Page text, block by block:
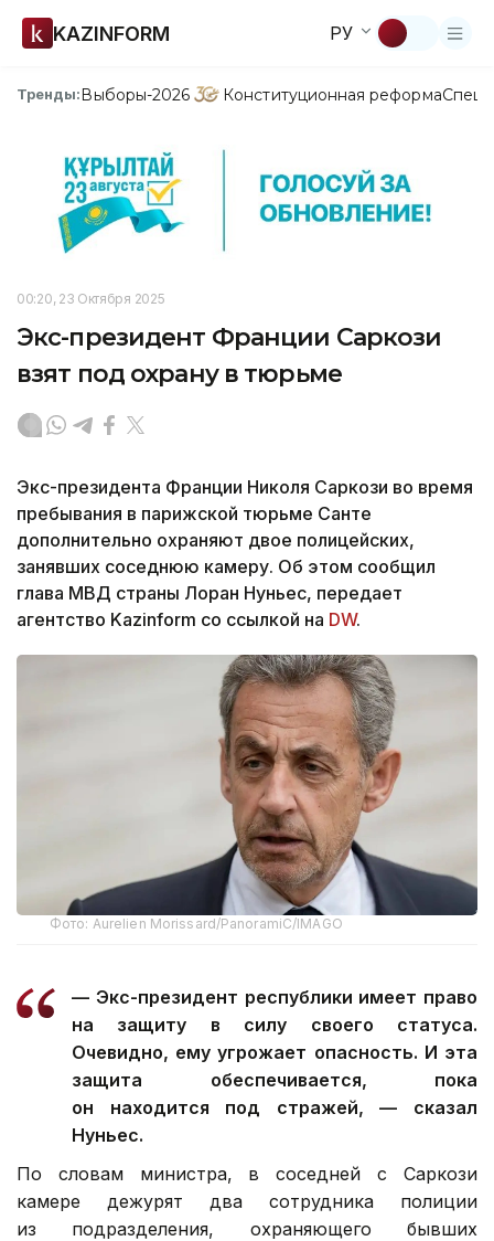
KAZINFORM РУ
Тренды:Выборы-2026 Конституционная реформа
00:20, 23 Октября 2025
Экс-президент Франции Саркози
взят под охрану в тюрьме
Экс-президента Франции Николя Саркози во время
пребывания в парижской тюрьме Санте
дополнительно охраняют двое полицейских,
занявших соседнюю камеру. Об этом сообщил
глава МВД страны Лоран Нуньес, передает
агентство Kazinform со ссылкой на DW.
Фото: Aurelien Morissard/PanoramiC/IMAGO
— Экс-президент республики имеет право
на защиту в силу своего статуса.
Очевидно, ему угрожает опасность. И эта
защита обеспечивается, пока
он находится под стражей, — сказал
Нуньес.
По словам министра, в соседней с Саркози
камере дежурят два сотрудника полиции
из подразделения, охраняющего бывших